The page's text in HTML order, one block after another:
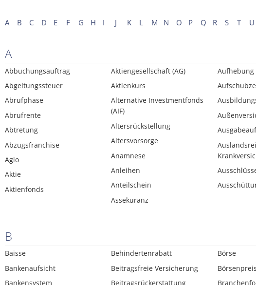
A B C D E F G H I J K L M N O P Q R S T U
A
Abbuchungsauftrag
Abgeltungssteuer
Abrufphase
Abrufrente
Abtretung
Abzugsfranchise
Agio
Aktie
Aktienfonds
Aktiengesellschaft (AG)
Aktienkurs
Alternative Investmentfonds
(AIF)
Altersrückstellung
Altersvorsorge
Anamnese
Anleihen
Anteilschein
Assekuranz
Aufhebung
B
Baisse
Bankenaufsicht
Bankensystem
Behindertenrabatt
Beitragsfreie Versicherung
Beitragsrückerstattung
Börse
Börsenpreis